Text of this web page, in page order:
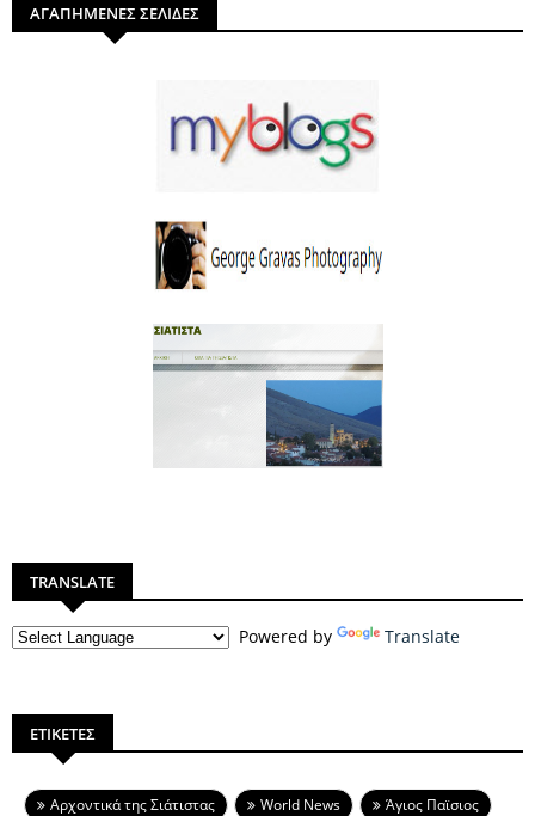
ΑΓΑΠΗΜΕΝΕΣ ΣΕΛΙΔΕΣ
TRANSLATE
Powered by Translate
ΕΤΙΚΕΤΕΣ
Aρχοντικά της Σιάτιστας World News
Άγιος Παϊσιος